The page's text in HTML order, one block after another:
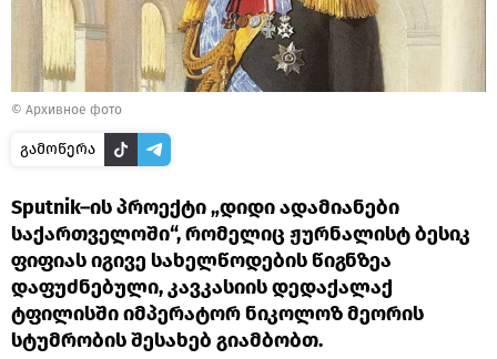
© Архивное фото
გამოწერა
Sputnik–ის პროექტი „დიდი ადამიანები
საქართველოში“, რომელიც ჟურნალისტ ბესიკ
ფიფიას იგივე სახელწოდების წიგნზეა
დაფუძნებული, კავკასიის დედაქალაქ
ტფილისში იმპერატორ ნიკოლოზ მეორის
სტუმრობის შესახებ გიამბობთ.